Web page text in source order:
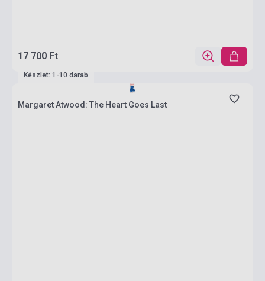
17 700 Ft
Készlet: 1-10 darab
Margaret Atwood: The Heart Goes Last